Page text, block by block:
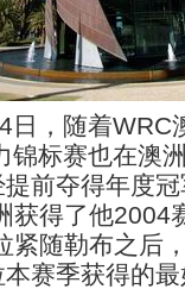
，随着WRC
锦标赛也在澳
前夺得年度
获得了他2004
紧随勒布之后
赛季获得的